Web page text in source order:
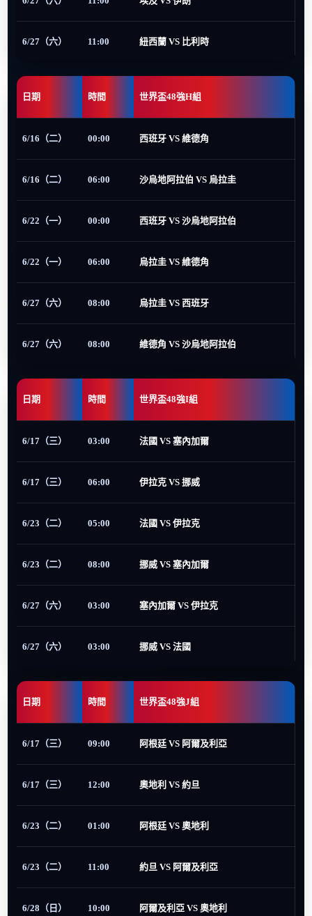
6/27（六） 11:00 紐西蘭 VS 比利時
日期 時間 世界盃48強H組
6/16（二） 00:00 西班牙 VS 維德角
6/16（二） 06:00 沙烏地阿拉伯 VS 烏拉圭
6/22（一） 00:00 西班牙 VS 沙烏地阿拉伯
6/22（一） 06:00 烏拉圭 VS 維德角
6/27（六） 08:00 烏拉圭 VS 西班牙
6/27（六） 08:00 維德角 VS 沙烏地阿拉伯
日期 時間 世界盃48強I組
6/17（三） 03:00 法國 VS 塞內加爾
6/17（三） 06:00 伊拉克 VS 挪威
6/23（二） 05:00 法國 VS 伊拉克
6/23（二） 08:00 挪威 VS 塞內加爾
6/27（六） 03:00 塞內加爾 VS 伊拉克
6/27（六） 03:00 挪威 VS 法國
日期 時間 世界盃48強J組
6/17（三） 09:00 阿根廷 VS 阿爾及利亞
6/17（三） 12:00 奧地利 VS 約旦
6/23（二） 01:00 阿根廷 VS 奧地利
6/23（二） 11:00 約旦 VS 阿爾及利亞
6/28（日） 10:00 阿爾及利亞 VS 奧地利